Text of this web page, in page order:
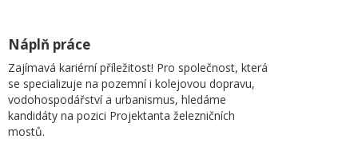
Náplň práce
Zajímavá kariérní příležitost! Pro společnost, která
se specializuje na pozemní i kolejovou dopravu,
vodohospodářství a urbanismus, hledáme
kandidáty na pozici Projektanta železničních
mostů.